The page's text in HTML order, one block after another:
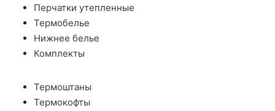
Перчатки утепленные
Термобелье
Нижнее белье
Комплекты
Термоштаны
Термокофты